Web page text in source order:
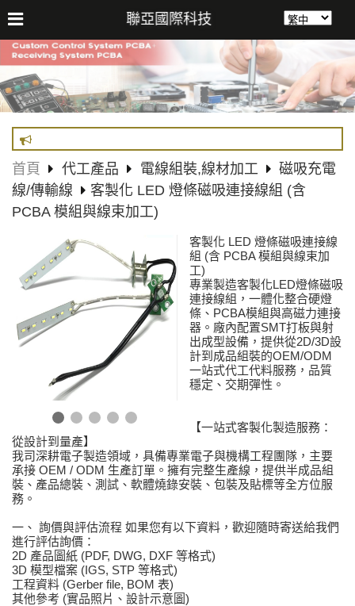
聯亞國際科技
首頁 代工產品 電線組裝,線材加工
磁吸充電
線/傳輸線
客製化 LED 燈條磁吸連接線組 (含
PCBA 模組與線束加工)
客製化 LED 燈條磁吸連接線
組 (含 PCBA 模組與線束加
工)
專業製造客製化LED燈條磁吸
連接線組，一體化整合硬燈
條、PCBA模組與高磁力連接
器。廠內配置SMT打板與射
出成型設備，提供從2D/3D設
計到成品組裝的OEM/ODM
一站式代工代料服務，品質
穩定、交期彈性。
【一站式客製化製造服務：
從設計到量產】
我司深耕電子製造領域，具備專業電子與機構工程團隊，主要
承接 OEM / ODM 生產訂單。擁有完整生產線，提供半成品組
裝、產品總裝、測試、軟體燒錄安裝、包裝及貼標等全方位服
務。
一、 詢價與評估流程 如果您有以下資料，歡迎隨時寄送給我們
進行評估詢價：
2D 產品圖紙 (PDF, DWG, DXF 等格式)
3D 模型檔案 (IGS, STP 等格式)
工程資料 (Gerber file, BOM 表)
其他參考 (實品照片、設計示意圖)